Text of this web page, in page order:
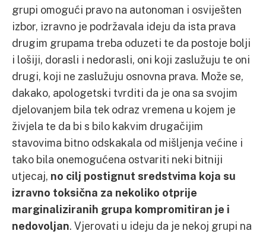
grupi omogući pravo na autonoman i osviješten
izbor, izravno je podržavala ideju da ista prava
drugim grupama treba oduzeti te da postoje bolji
i lošiji, dorasli i nedorasli, oni koji zaslužuju te oni
drugi, koji ne zaslužuju osnovna prava. Može se,
dakako, apologetski tvrditi da je ona sa svojim
djelovanjem bila tek odraz vremena u kojem je
živjela te da bi s bilo kakvim drugačijim
stavovima bitno odskakala od mišljenja većine i
tako bila onemogućena ostvariti neki bitniji
utjecaj, no cilj postignut sredstvima koja su
izravno toksična za nekoliko otprije
marginaliziranih grupa kompromitiran je i
nedovoljan. Vjerovati u ideju da je nekoj grupi na